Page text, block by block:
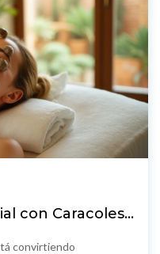
con Caracoles
convirtiendo